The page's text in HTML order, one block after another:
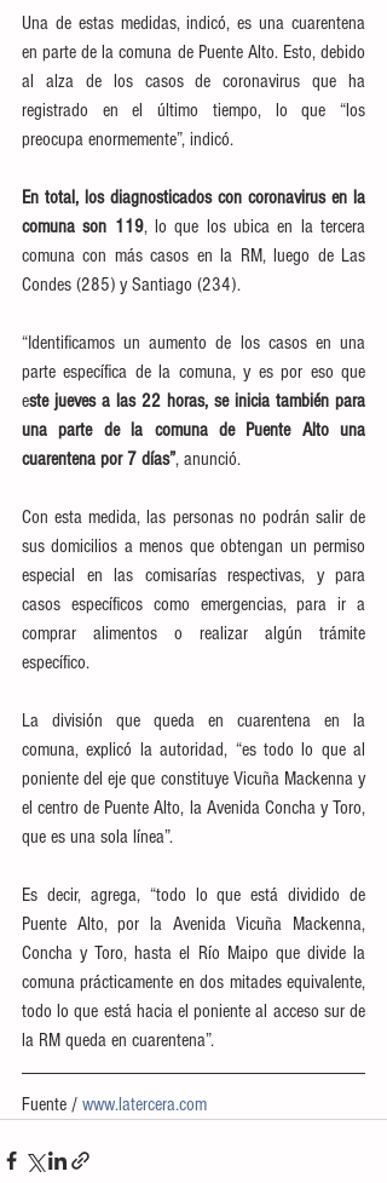
Una de estas medidas, indicó, es una cuarentena
en parte de la comuna de Puente Alto. Esto, debido
al alza de los casos de coronavirus que ha
registrado en el último tiempo, lo que “los
preocupa enormemente”, indicó.
En total, los diagnosticados con coronavirus en la
comuna son 119, lo que los ubica en la tercera
comuna con más casos en la RM, luego de Las
Condes (285) y Santiago (234).
“Identificamos un aumento de los casos en una
parte específica de la comuna, y es por eso que
este jueves a las 22 horas, se inicia también para
una parte de la comuna de Puente Alto una
cuarentena por 7 días”, anunció.
Con esta medida, las personas no podrán salir de
sus domicilios a menos que obtengan un permiso
especial en las comisarías respectivas, y para
casos específicos como emergencias, para ir a
comprar alimentos o realizar algún trámite
específico.
La división que queda en cuarentena en la
comuna, explicó la autoridad, “es todo lo que al
poniente del eje que constituye Vicuña Mackenna y
el centro de Puente Alto, la Avenida Concha y Toro,
que es una sola línea”.
Es decir, agrega, “todo lo que está dividido de
Puente Alto, por la Avenida Vicuña Mackenna,
Concha y Toro, hasta el Río Maipo que divide la
comuna prácticamente en dos mitades equivalente,
todo lo que está hacia el poniente al acceso sur de
la RM queda en cuarentena”.
Fuente / www.latercera.com